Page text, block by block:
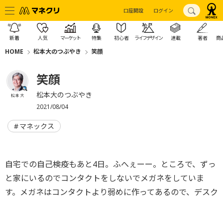
口座開設 ログイン
新着 人気 マーケット 特集 初心者 ライフデザイン 連載 著者 商
HOME 松本大のつぶやき 笑顔
松本 大
笑顔
松本大のつぶやき
2021/08/04
マネックス
自宅での自己検疫もあと4日。ふへぇーー。ところで、ずっ
と家にいるのでコンタクトをしないでメガネをしていま
す。メガネはコンタクトより弱めに作ってあるので、デスク